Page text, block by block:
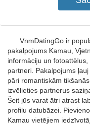
VnmDatingGo ir
pakalpojums Kamau,
informāciju un
partneri. Pakalpojums
pāri romantiskām
izvēlieties partnerus
Šeit jūs varat ātri atrast
profilu datubāzei.
Kamau vietējiem